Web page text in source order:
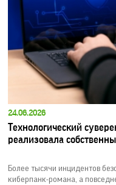
24.06.2026
Технологический
реализовала
Более тысячи инцидентов
киберпанк-романа, а